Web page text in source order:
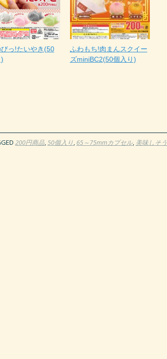
っ!たいやき(50
ふわもち!肉まんスクイー
ズminiBC2(50個入り)
200円商品,50個入り, 65～75mmカプセル, 美味しそう